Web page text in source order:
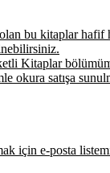
bu kitaplar
Kitaplar
okura satışa
için e-posta